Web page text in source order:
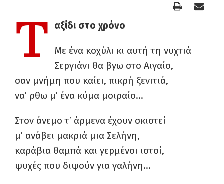
Τ αξίδι στο χρόνο
Με ένα κοχύλι κι αυτή τη νυχτιά
Σεργιάνι θα βγω στο Αιγαίο,
σαν μνήμη που καίει, πικρή ξενιτιά,
να’ ρθω μ’ ένα κύμα μοιραίο…
Στον άνεμο τ’ άρμενα έχουν σκιστεί
μ’ ανάβει μακριά μια Σελήνη,
καράβια θαμπά και γερμένοι ιστοί,
ψυχές που διψούν για γαλήνη…